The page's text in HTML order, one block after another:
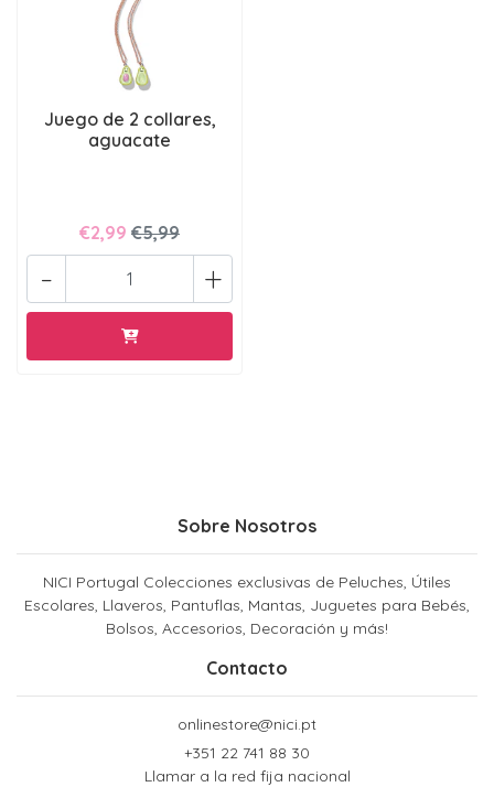
Juego de 2 collares,
aguacate
€2,99 €5,99
+
-
Sobre Nosotros
NICI Portugal Colecciones exclusivas de Peluches, Útiles
Escolares, Llaveros, Pantuflas, Mantas, Juguetes para Bebés,
Bolsos, Accesorios, Decoración y más!
Contacto
onlinestore@nici.pt
+351 22 741 88 30
Llamar a la red fija nacional